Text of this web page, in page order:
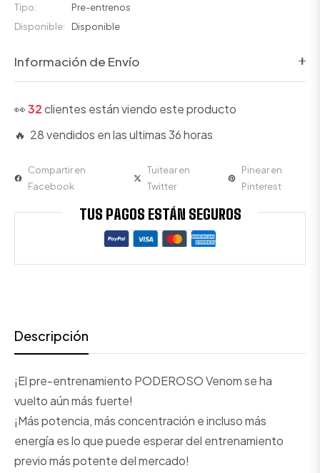
Tipo:
Pre-entrenos
Disponible:
Disponible
Información de Envío
👀32clientes están viendo este producto
🔥 28 vendidos en las ultimas 36 horas
Compartir en
Facebook
Tuitear en
Twitter
Pinear en
Pinterest
TUS PAGOS ESTÁN SEGUROS
Descripción
¡El pre-entrenamiento PODEROSO Venom se ha
vuelto aún más fuerte!
¡Más potencia, más concentración e incluso más
energía es lo que puede esperar del entrenamiento
previo más potente del mercado!